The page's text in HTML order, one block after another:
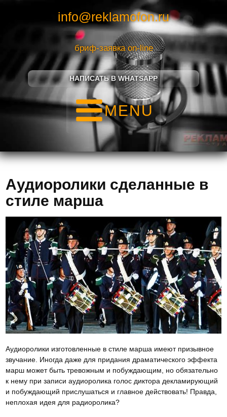
info@reklamofon.ru
бриф-заявка on-line
НАПИСАТЬ В WHATSAPP
MENU
Аудиоролики сделанные в
стиле марша
Аудиоролики изготовленные в стиле марша имеют призывное
звучание. Иногда даже для придания драматического эффекта
марш может быть тревожным и побуждающим, но обязательно
к нему при записи аудиоролика голос диктора декламирующий
и побуждающий прислушаться и главное действовать! Правда,
неплохая идея для радиоролика?